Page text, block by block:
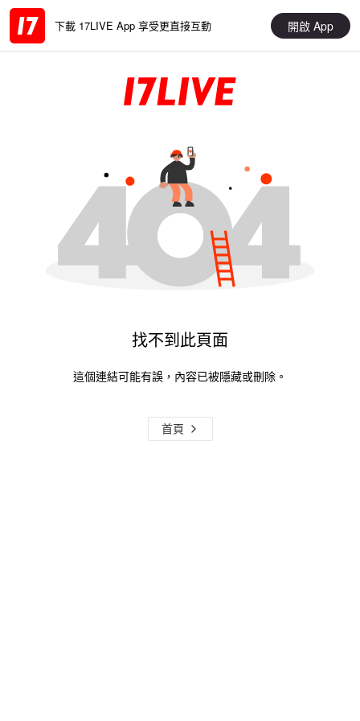
下載 17LIVE App 享受更直接互動 開啟 App
找不到此頁面
這個連結可能有誤，內容已被隱藏或刪除。
首頁